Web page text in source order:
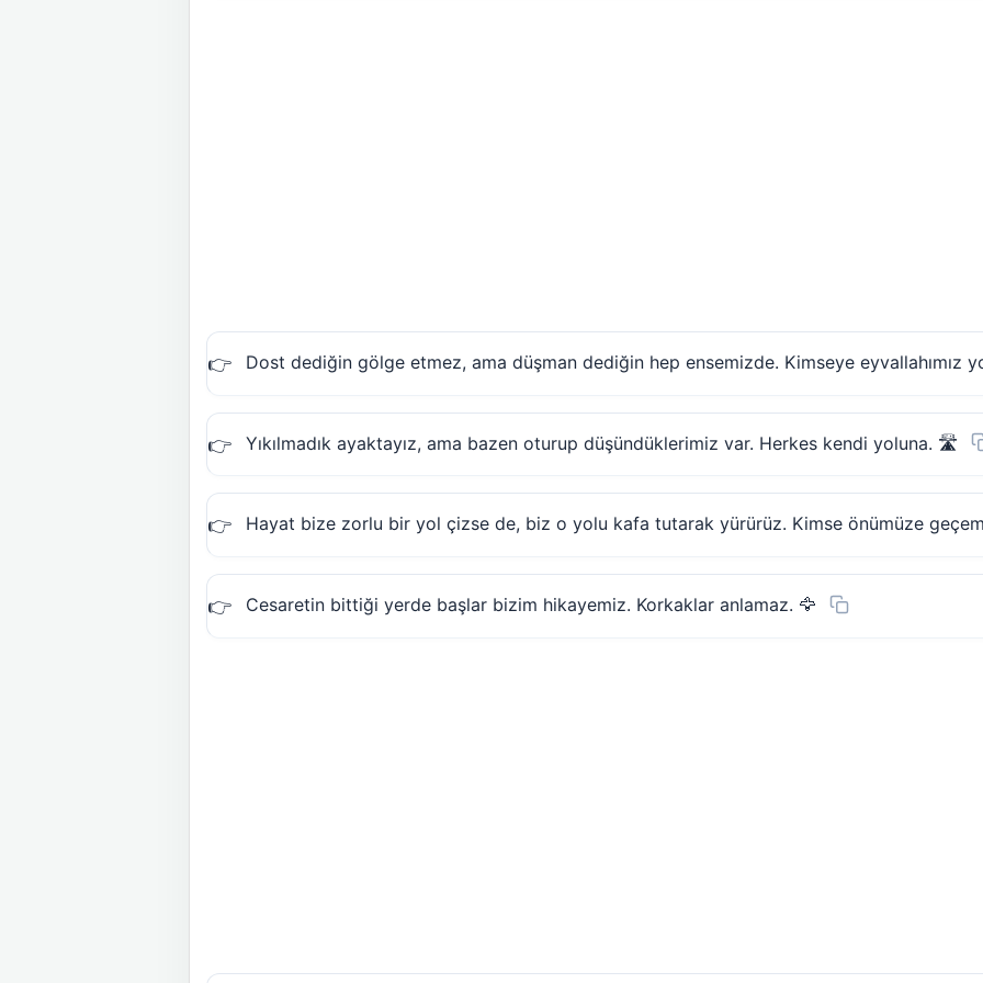
Dost dediğin gölge etmez, ama düşman dediğin hep ensemizde. Kimseye eyvallahımız
Yıkılmadık ayaktayız, ama bazen oturup düşündüklerimiz var. Herkes kendi yoluna. 🛣️
Hayat bize zorlu bir yol çizse de, biz o yolu kafa tutarak yürürüz. Kimse önümüze
Cesaretin bittiği yerde başlar bizim hikayemiz. Korkaklar anlamaz. 🦅